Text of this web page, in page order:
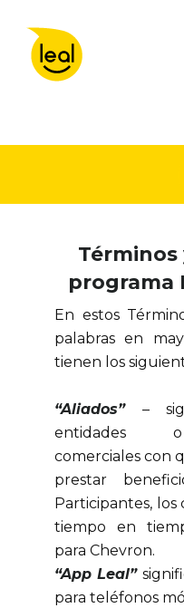
programa
En estos
palabras en
tienen los
“Aliados” –
entidades o
comerciales con
prestar
Participantes, los
tiempo en
para Chevron.
“App Leal”
para teléfonos